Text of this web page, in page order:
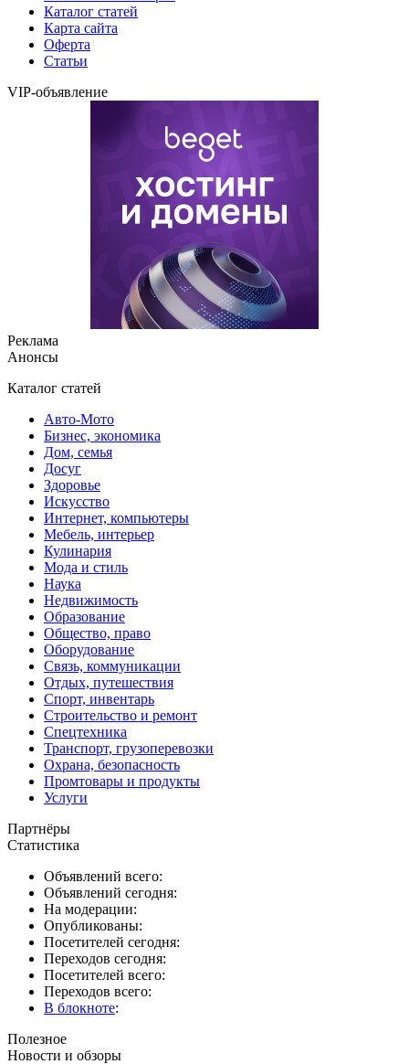
Каталог статей
Карта сайта
Оферта
Статьи
VIP-объявление
Реклама
Анонсы
Каталог статей
Авто-Мото
Бизнес, экономика
Дом, семья
Досуг
Здоровье
Искусство
Интернет, компьютеры
Мебель, интерьер
Кулинария
Мода и стиль
Наука
Недвижимость
Образование
Общество, право
Оборудование
Связь, коммуникации
Отдых, путешествия
Спорт, инвентарь
Строительство и ремонт
Спецтехника
Транспорт, грузоперевозки
Охрана, безопасность
Промтовары и продукты
Услуги
Партнёры
Статистика
Объявлений всего:
Объявлений сегодня:
На модерации:
Опубликованы:
Посетителей сегодня:
Переходов сегодня:
Посетителей всего:
Переходов всего:
В блокноте:
Полезное
Новости и обзоры